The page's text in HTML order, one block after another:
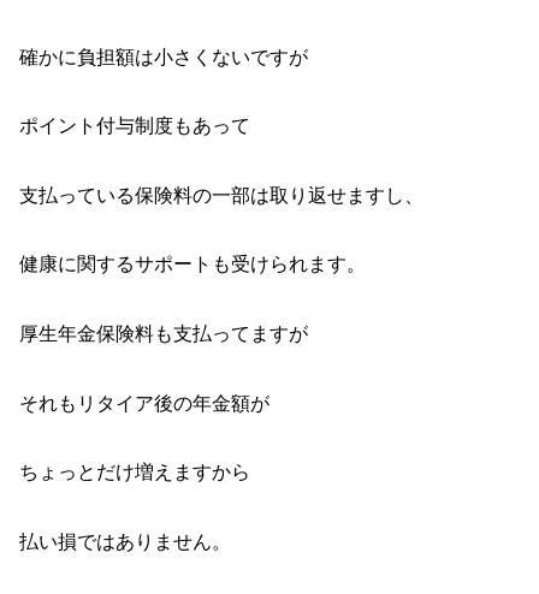
確かに負担額は小さくないですが
ポイント付与制度もあって
支払っている保険料の一部は取り返せますし、
健康に関するサポートも受けられます。
厚生年金保険料も支払ってますが
それもリタイア後の年金額が
ちょっとだけ増えますから
払い損ではありません。